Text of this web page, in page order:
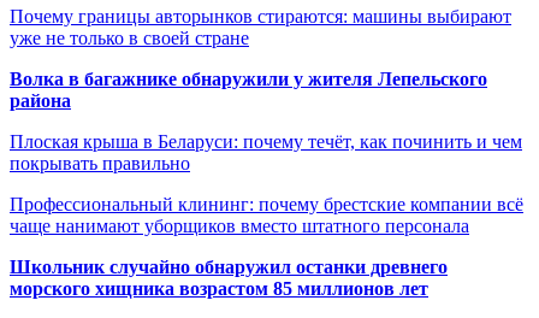
Почему границы авторынков стираются: машины выбирают
уже не только в своей стране
Волка в багажнике обнаружили у жителя Лепельского
района
Плоская крыша в Беларуси: почему течёт, как починить и чем
покрывать правильно
Профессиональный клининг: почему брестские компании всё
чаще нанимают уборщиков вместо штатного персонала
Школьник случайно обнаружил останки древнего
морского хищника возрастом 85 миллионов лет